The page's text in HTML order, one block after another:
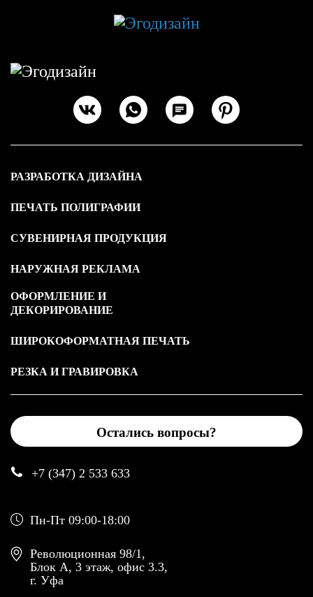
РАЗРАБОТКА ДИЗАЙНА
ПЕЧАТЬ ПОЛИГРАФИИ
СУВЕНИРНАЯ ПРОДУКЦИЯ
НАРУЖНАЯ РЕКЛАМА
РЕЗКА И ГРАВИРОВКА
ШИРОКОФОРМАТНАЯ ПЕЧАТЬ
ОФОРМЛЕНИЕ И
ДЕКОРИРОВАНИЕ
Остались вопросы?
+7 (347) 2 533 633
Пн-Пт 09:00-18:00
Революционная 98/1,
Блок А, 3 этаж, офис 3.3,
г. Уфа